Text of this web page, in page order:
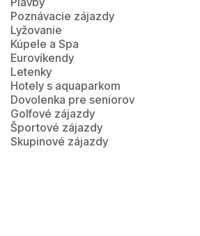
Poznávacie zájazdy
Lyžovanie
Kúpele a Spa
Eurovíkendy
Letenky
Hotely s aquaparkom
Dovolenka pre seniorov
Golfové zájazdy
Športové zájazdy
Skupinové zájazdy